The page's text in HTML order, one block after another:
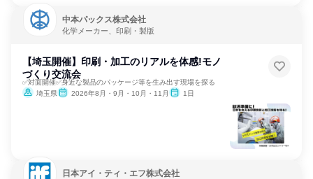
中本パックス株式会社
化学メーカー、印刷・製版
【埼玉開催】印刷・加工のリアルを体感!モノ
づくり交流会
✅対面開催✅身近な製品のパッケージ等を生み出す現場を探る
埼玉県
2026年8月・9月・10月・11月 1日
日本アイ・ティ・エフ株式会社